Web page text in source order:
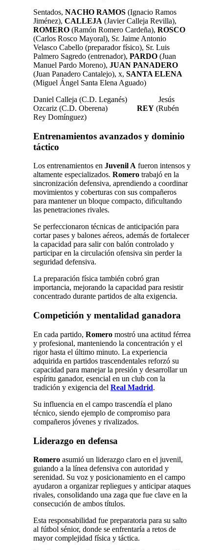
Sentados, NACHO RAMOS (Ignacio Ramos
Jiménez), CALLEJA (Javier Calleja Revilla),
ROMERO (Ramón Romero Cardeña), ROSCO
(Carlos Rosco Mayoral), Sr. Jaime Antonio
Velasco Cabello (preparador físico), Sr. Luis
Palmero Sagredo (entrenador), PARDO (Juan
Manuel Pardo Moreno), JUAN PANADERO
(Juan Panadero Cantalejo), x, SANTA ELENA
(Miguel Ángel Santa Elena Aguado)
Daniel Calleja (C.D. Leganés) Jesús
Ozcariz (C.D. Oberena) REY (Rubén
Rey Domínguez)
Entrenamientos avanzados y dominio
táctico
Los entrenamientos en Juvenil A fueron intensos y
altamente especializados. Romero trabajó en la
sincronización defensiva, aprendiendo a coordinar
movimientos y coberturas con sus compañeros
para mantener un bloque compacto, dificultando
las penetraciones rivales.
Se perfeccionaron técnicas de anticipación para
cortar pases y balones aéreos, además de fortalecer
la capacidad para salir con balón controlado y
participar en la circulación ofensiva sin perder la
seguridad defensiva.
La preparación física también cobró gran
importancia, mejorando la capacidad para resistir
concentrado durante partidos de alta exigencia.
Competición y mentalidad ganadora
En cada partido, Romero mostró una actitud férrea
y profesional, manteniendo la concentración y el
rigor hasta el último minuto. La experiencia
adquirida en partidos trascendentales reforzó su
capacidad para manejar la presión y desarrollar un
espíritu ganador, esencial en un club con la
tradición y exigencia del Real Madrid.
Su influencia en el campo trascendía el plano
técnico, siendo ejemplo de compromiso para
compañeros jóvenes y rivalizados.
Liderazgo en defensa
Romero asumió un liderazgo claro en el juvenil,
guiando a la línea defensiva con autoridad y
serenidad. Su voz y posicionamiento en el campo
ayudaron a organizar repliegues y anticipar ataques
rivales, consolidando una zaga que fue clave en la
consecución de ambos títulos.
Esta responsabilidad fue preparatoria para su salto
al fútbol sénior, donde se enfrentaría a retos de
mayor complejidad física y táctica.